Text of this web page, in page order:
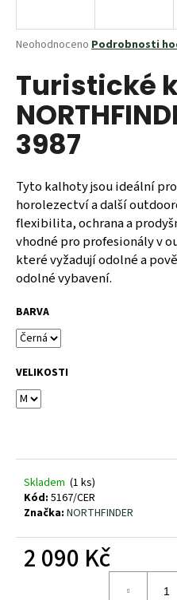
Průměrné
produktu
0,0
5
hvězdiček.
Neohodnoceno Podrobnosti
Turistické
3987
Tyto kalhoty jsou ideální
horolezectví a další
flexibilita, ochrana a
vhodné pro profesionály v
které vyžadují odolné a
odolné vybavení.
BARVA
VELIKOSTI
Skladem (1 ks)
Kód: 5167/CER
Značka: NORTHFINDER
2 090 Kč
j
t
?
HLEDAT
D
o
p
o
r
u
u
j
e
BĚŽECKÁ
TRAILOVÁ
OBUV
JOMA
SIERRA
LADY